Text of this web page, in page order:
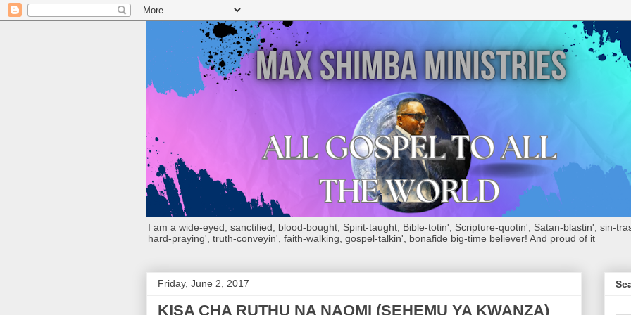
I am a wide-eyed, sanctified, blood-bought, Spirit-taught, Bible-totin', Scripture-quotin', Satan-blastin', sin-
hard-praying', truth-conveyin', faith-walking, gospel-talkin', bonafide big-time believer! And proud of it
Friday, June 2, 2017
KISA CHA RUTHU NA NAOMI (SEHEMU YA KWANZA)